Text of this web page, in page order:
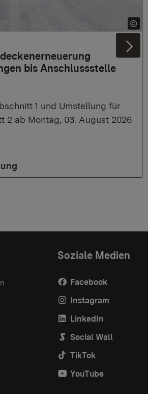
bis Anschlussstelle
1 und Umstellung für
2 ab Montag, 03. August 2026
Soziale Medien
Facebook
Instagram
LinkedIn
Social Wall
TikTok
YouTube